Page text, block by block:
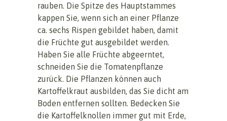
rauben. Die Spitze des Hauptstammes
kappen Sie, wenn sich an einer Pflanze
ca. sechs Rispen gebildet haben, damit
die Früchte gut ausgebildet werden.
Haben Sie alle Früchte abgeerntet,
schneiden Sie die Tomatenpflanze
zurück. Die Pflanzen können auch
Kartoffelkraut ausbilden, das Sie dicht am
Boden entfernen sollten. Bedecken Sie
die Kartoffelknollen immer gut mit Erde,